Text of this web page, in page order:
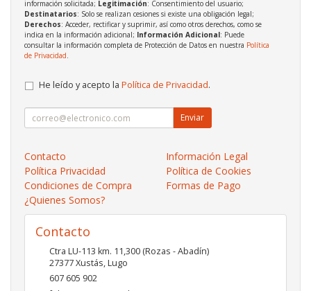
información solicitada; Legitimación: Consentimiento del usuario;
Destinatarios: Solo se realizan cesiones si existe una obligación legal;
Derechos: Acceder, rectificar y suprimir, así como otros derechos, como se
indica en la información adicional; Información Adicional: Puede
consultar la información completa de Protección de Datos en nuestra Política
de Privacidad.
He leído y acepto la Política de Privacidad.
Enviar
Contacto
Información Legal
Política Privacidad
Política de Cookies
Condiciones de Compra
Formas de Pago
¿Quienes Somos?
Contacto
Ctra LU-113 km. 11,300 (Rozas - Abadín)
27377Xustás,Lugo
607 605 902